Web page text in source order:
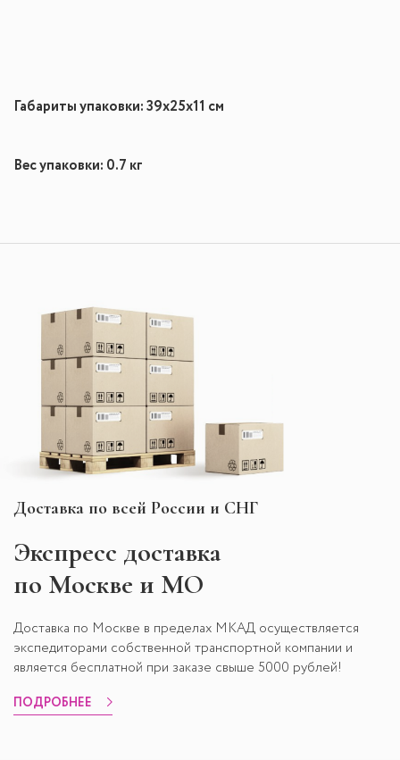
Габариты упаковки: 39x25x11 см
Вес упаковки: 0.7 кг
Доставка по всей России и СНГ
Экспресс доставка
по Москве и МО
Доставка по Москве в пределах МКАД осуществляется
экспедиторами собственной транспортной компании и
является бесплатной при заказе свыше 5000 рублей!
ПОДРОБНЕЕ